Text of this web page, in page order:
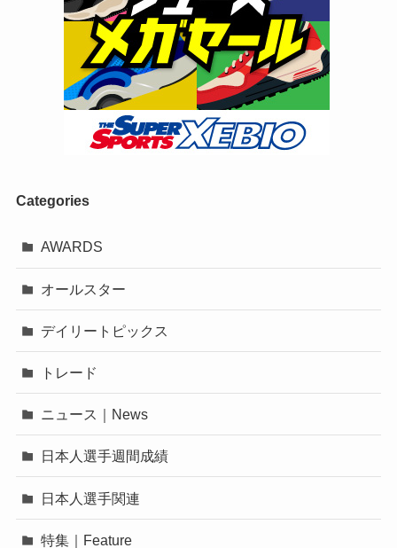
Categories
AWARDS
オールスター
デイリートピックス
トレード
ニュース｜News
日本人選手週間成績
日本人選手関連
特集｜Feature